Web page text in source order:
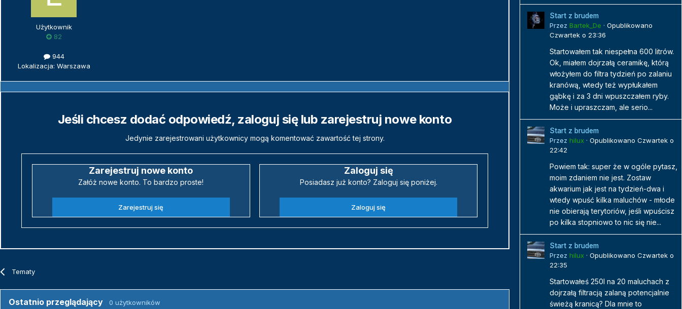
Użytkownik
82
944
Lokalizacja: Warszawa
Jeśli chcesz dodać odpowiedź, zaloguj się lub zarejestruj nowe konto
Jedynie zarejestrowani użytkownicy mogą komentować zawartość tej strony.
Zarejestruj nowe konto
Załóż nowe konto. To bardzo proste!
Zarejestruj się
Zaloguj się
Posiadasz już konto? Zaloguj się poniżej.
Zaloguj się
Tematy
Ostatnio przeglądający 0 użytkowników
Start z brudem
Przez Bartek_De · Opublikowano
Czwartek o 23:36
Startowałem tak niespełna 600 litrów.
Ok, miałem dojrzałą ceramikę, którą
włożyłem do filtra tydzień po zalaniu
kranówą, wtedy też wypłukałem
gąbkę i za 3 dni wpuszczałem ryby.
Może i upraszczam, ale serio...
Start z brudem
Przez hilux · Opublikowano Czwartek o
22:42
Powiem tak: super że w ogóle pytasz,
moim zdaniem nie jest. Zostaw
akwarium jak jest na tydzień-dwa i
wtedy wpuść kilka maluchów - młode
nie obierają terytoriów, jeśli wpuścisz
po kilka stopniowo to nic się nie...
Start z brudem
Przez hilux · Opublikowano Czwartek o
22:35
Startowałeś 250l na 20 maluchach z
dojrzałą filtracją zalaną potencjalnie
świeżą kranicą? Dla mnie to